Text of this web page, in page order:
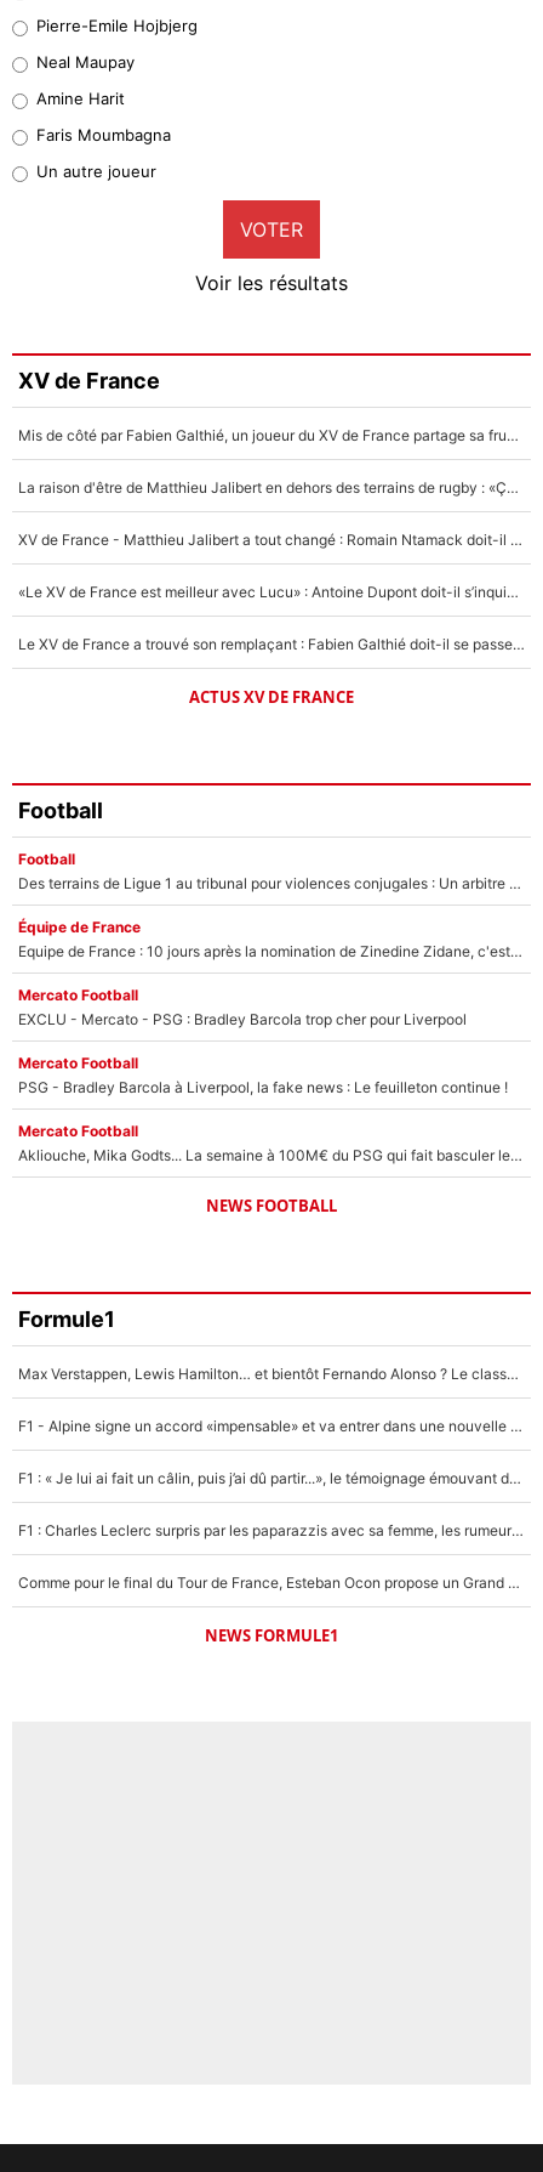
5%
1%
9%
Faris Moumbagna
4%
Un autre joueur
5%
Pierre-Emile Hojbjerg
Neal Maupay
Amine Harit
Faris Moumbagna
Un autre joueur
VOTER
Voir les résultats
XV de France
Mis de côté par Fabien Galthié, un joueur du XV de France partage sa frustration : «ils ne me l’ont pas dit tout de suite»
La raison d'être de Matthieu Jalibert en dehors des terrains de rugby : «Ça m'atteint autant que si tu touches à un membre de ma famille»
XV de France - Matthieu Jalibert a tout changé : Romain Ntamack doit-il s’inquiéter pour sa place à un an de la Coupe du monde ?
«Le XV de France est meilleur avec Lucu» : Antoine Dupont doit-il s’inquiéter pour sa place ?
Le XV de France a trouvé son remplaçant : Fabien Galthié doit-il se passer d'Antoine Dupont ?
ACTUS XV DE FRANCE
Football
Football
Des terrains de Ligue 1 au tribunal pour violences conjugales : Un arbitre français encourt une peine de 18 mois de prison !
Équipe de France
Equipe de France : 10 jours après la nomination de Zinedine Zidane, c'est au tour de son fils de prendre un nouveau départ !
Mercato Football
EXCLU - Mercato - PSG : Bradley Barcola trop cher pour Liverpool
Mercato Football
PSG - Bradley Barcola à Liverpool, la fake news : Le feuilleton continue !
Mercato Football
Akliouche, Mika Godts... La semaine à 100M€ du PSG qui fait basculer le mercato du PSG !
NEWS FOOTBALL
Formule1
Max Verstappen, Lewis Hamilton… et bientôt Fernando Alonso ? Le classement des pilotes les mieux payés en Formule 1 risque de changer !
F1 - Alpine signe un accord «impensable» et va entrer dans une nouvelle dimension : Grande nouvelle pour Pierre Gasly !
F1 : « Je lui ai fait un câlin, puis j’ai dû partir...», le témoignage émouvant de Max Verstappen sur sa fille
F1 : Charles Leclerc surpris par les paparazzis avec sa femme, les rumeurs étaient vraies !
Comme pour le final du Tour de France, Esteban Ocon propose un Grand Prix de Formule 1 à Paris : «Autour de l’Arc de Triomphe, ce serait génial» !
NEWS FORMULE1